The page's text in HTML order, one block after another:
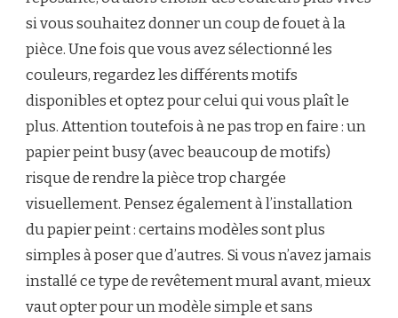
si vous souhaitez donner un coup de fouet à la
pièce. Une fois que vous avez sélectionné les
couleurs, regardez les différents motifs
disponibles et optez pour celui qui vous plaît le
plus. Attention toutefois à ne pas trop en faire : un
papier peint busy (avec beaucoup de motifs)
risque de rendre la pièce trop chargée
visuellement. Pensez également à l’installation
du papier peint : certains modèles sont plus
simples à poser que d’autres. Si vous n’avez jamais
installé ce type de revêtement mural avant, mieux
vaut opter pour un modèle simple et sans